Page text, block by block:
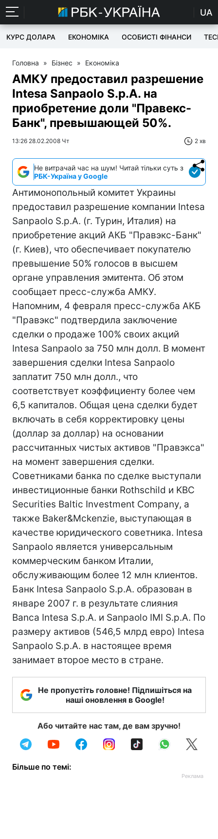
UA
КУРС ДОЛАРА ЕКОНОМІКА ОСОБИСТІ ФІНАНСИ
Головна » Бізнес » Економіка
АМКУ предоставил разрешение
Intesa Sanpaolo S.p.A. на
приобретение доли "Правекс-
Банк", превышающей 50%.
13:26 28.02.2008 Чт 2 хв
Не витрачай час на шум! Читай тільки суть з
РБК-Україна у Google
Антимонопольный комитет Украины
предоставил разрешение компании Intesa
Sanpaolo S.p.A. (г. Турин, Италия) на
приобретение акций АКБ "Правэкс-Банк"
(г. Киев), что обеспечивает покупателю
превышение 50% голосов в высшем
органе управления эмитента. Об этом
сообщает пресс-служба АМКУ.
Напомним, 4 февраля пресс-служба АКБ
"Правэкс" подтвердила заключение
сделки о продаже 100% своих акций
Intesa Sanpaolo за 750 млн долл. В момент
завершения сделки Intesa Sanpaolo
заплатит 750 млн долл., что
соответствует коэффициенту более чем
6,5 капиталов. Общая цена сделки будет
включать в себя корректировку цены
(доллар за доллар) на основании
рассчитанных чистых активов "Правэкса"
на момент завершения сделки.
Советниками банка по сделке выступали
инвестиционные банки Rothschild и KBC
Securities Baltic Investment Company, а
также Baker&Mckenzie, выступающая в
качестве юридического советника. Intesa
Sanpaolo является универсальным
коммерческим банком Италии,
обслуживающим более 12 млн клиентов.
Банк Intesa Sanpaolo S.p.A. образован в
январе 2007 г. в результате слияния
Banca Intesa S.p.A. и Sanpaolo IMI S.p.A. По
размеру активов (546,5 млрд евро) Intesa
Sanpaolo S.p.A. в настоящее время
занимает второе место в стране.
Не пропустіть головне! Підпишіться на
наші оновлення в Google!
Або читайте нас там, де вам зручно!
Більше по темі: